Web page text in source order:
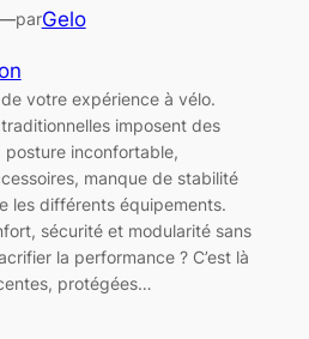
parGelo
votre expérience à vélo.
imposent des
inconfortable,
manque de stabilité
les différents équipements.
sécurité et modularité sans
la performance ? C’est là
protégées…